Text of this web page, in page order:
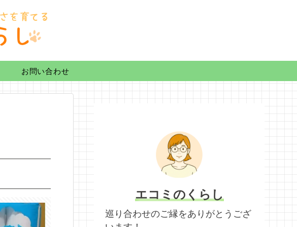
お問い合わせ
エコミのくらし
巡り合わせのご縁をありがとうござ